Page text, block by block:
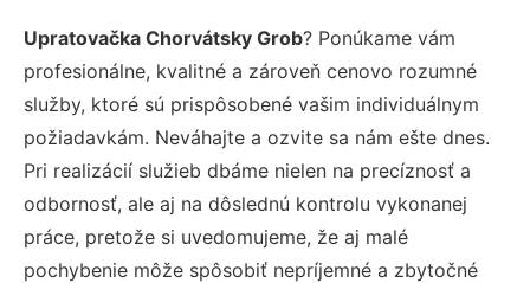
Upratovačka Chorvátsky Grob? Ponúkame vám
profesionálne, kvalitné a zároveň cenovo rozumné
služby, ktoré sú prispôsobené vašim individuálnym
požiadavkám. Neváhajte a ozvite sa nám ešte dnes.
Pri realizácií služieb dbáme nielen na precíznosť a
odbornosť, ale aj na dôslednú kontrolu vykonanej
práce, pretože si uvedomujeme, že aj malé
pochybenie môže spôsobiť nepríjemné a zbytočné